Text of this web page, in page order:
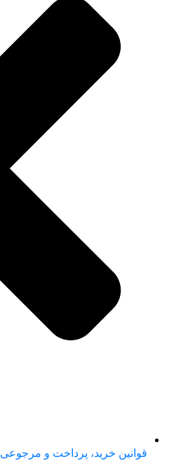
قوانین خرید، پرداخت و مرجوعی